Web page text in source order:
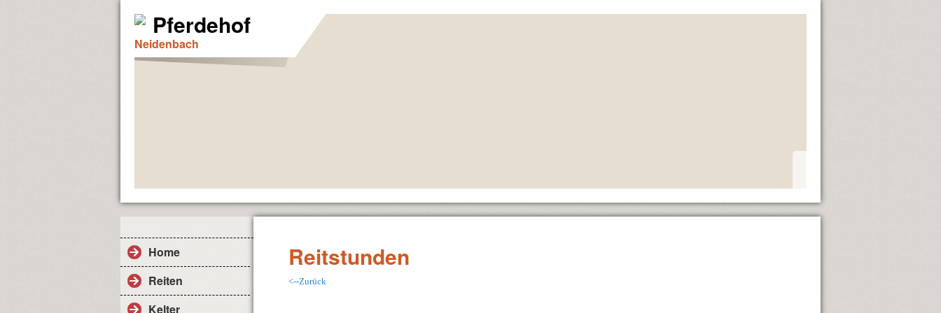
Pferdehof
Neidenbach
Home
Reiten
Kelter
Reitstunden
<--Zurück